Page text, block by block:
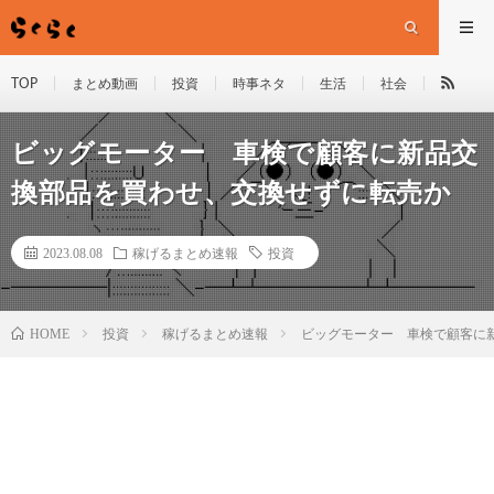
TOP まとめ動画 投資 時事ネタ 生活 社会
ビッグモーター 車検で顧客に新品交
換部品を買わせ、交換せずに転売か
2023.08.08 稼げるまとめ速報 投資
HOME 投資 稼げるまとめ速報 ビッグモーター 車検で顧客に